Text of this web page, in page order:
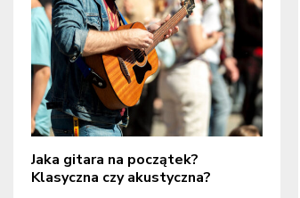
Jaka gitara na początek?
Klasyczna czy akustyczna?